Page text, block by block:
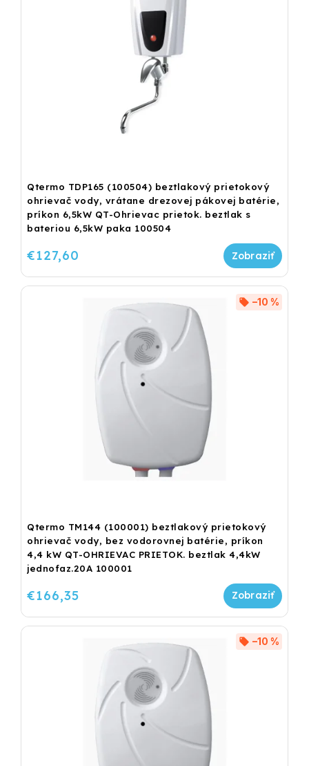
Qtermo TDP165 (100504) beztlakový prietokový
ohrievač vody, vrátane drezovej pákovej batérie,
príkon 6,5kW QT-Ohrievac prietok. beztlak s
bateriou 6,5kW paka 100504
€127,60
Qtermo TM144 (100001) beztlakový prietokový
ohrievač vody, bez vodorovnej batérie, príkon
4,4 kW QT-OHRIEVAC PRIETOK. beztlak 4,4kW
jednofaz.20A 100001
–10 %
€166,35
–10 %